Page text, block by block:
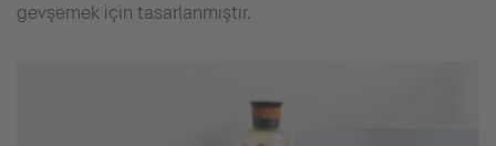
gevşemek için tasarlanmıştır.